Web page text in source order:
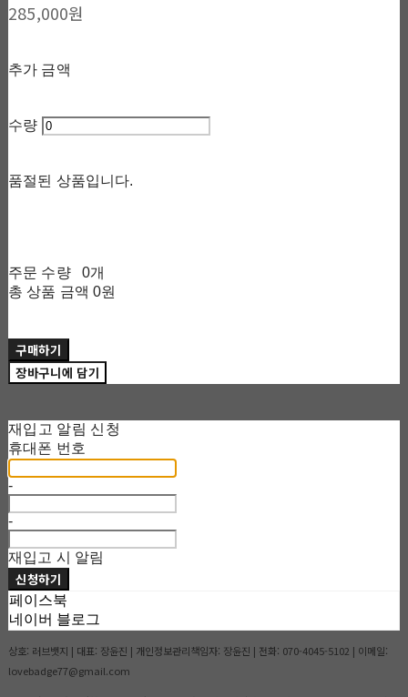
285,000원
추가 금액
수량
품절된 상품입니다.
주문 수량
0개
총 상품 금액 0원
구매하기
장바구니에 담기
재입고 알림 신청
휴대폰 번호
-
-
재입고 시 알림
신청하기
페이스북
네이버 블로그
상호: 러브뱃지 | 대표: 장윤진 | 개인정보관리책임자: 장윤진 | 전화: 070-4045-5102 | 이메일:
lovebadge77@gmail.com